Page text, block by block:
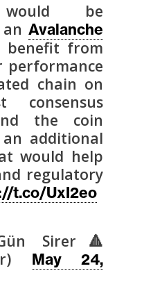
would be
Avalanche
benefit from
performance
chain on
consensus
the coin
additional
would help
regulatory
t.co/UxI2eo
Sirer🔺
May 24,